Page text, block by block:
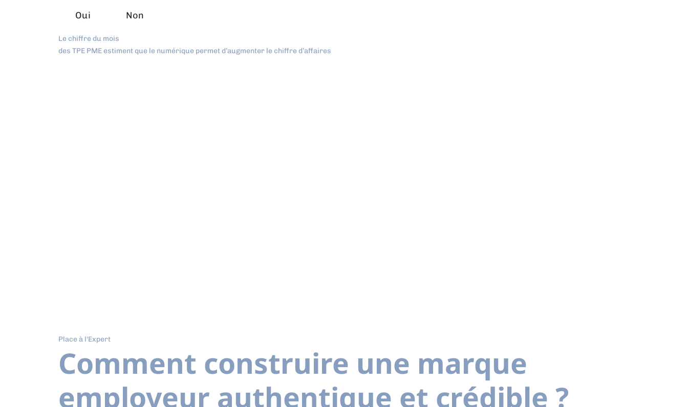
Oui Non
Le chiffre du mois
des TPE PME estiment que le numérique permet d’augmenter le chiffre d’affaires
Place à l'Expert
Comment construire une marque
employeur authentique et crédible ?